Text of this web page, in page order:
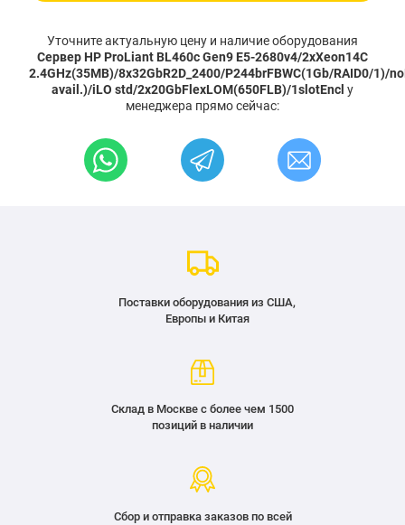
Уточните актуальную цену и наличие оборудования
Сервер HP ProLiant BL460c Gen9 E5-2680v4/2xXeon14C
2.4GHz(35MB)/8x32GbR2D_2400/P244brFBWC(1Gb/RAID0/1)/
avail.)/iLO std/2x20GbFlexLOM(650FLB)/1slotEncl у
менеджера прямо сейчас:
Поставки оборудования из США,
Европы и Китая
Склад в Москве с более чем 1500
позиций в наличии
Сбор и отправка заказов по всей